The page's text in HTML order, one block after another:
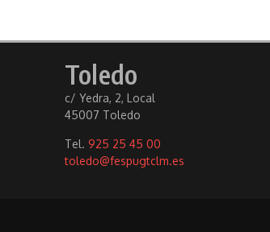
Toledo
c/ Yedra, 2, Local
45007 Toledo
Tel. 925 25 45 00
toledo@fespugtclm.es